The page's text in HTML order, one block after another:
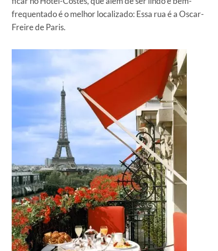
frequentado é o melhor localizado: Essa rua é a Oscar-
Freire de Paris.